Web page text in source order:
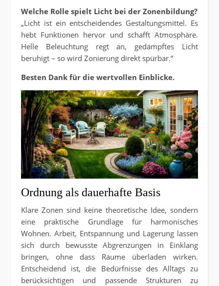
Welche Rolle spielt Licht bei der Zonenbildung?
„Licht ist ein entscheidendes Gestaltungsmittel. Es
hebt Funktionen hervor und schafft Atmosphäre.
Helle Beleuchtung regt an, gedämpftes Licht
beruhigt – so wird Zonierung direkt spürbar.“
Besten Dank für die wertvollen Einblicke.
Ordnung als dauerhafte Basis
Klare Zonen sind keine theoretische Idee, sondern
eine praktische Grundlage für harmonisches
Wohnen. Arbeit, Entspannung und Lagerung lassen
sich durch bewusste Abgrenzungen in Einklang
bringen, ohne dass Räume überladen wirken.
Entscheidend ist, die Bedürfnisse des Alltags zu
berücksichtigen und passende Strukturen zu